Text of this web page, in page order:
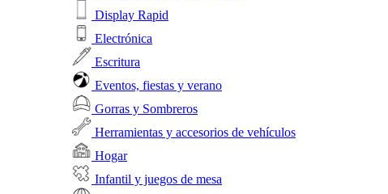
Display Rapid
Electrónica
Escritura
Eventos, fiestas y verano
Gorras y Sombreros
Herramientas y accesorios de vehículos
Hogar
Infantil y juegos de mesa